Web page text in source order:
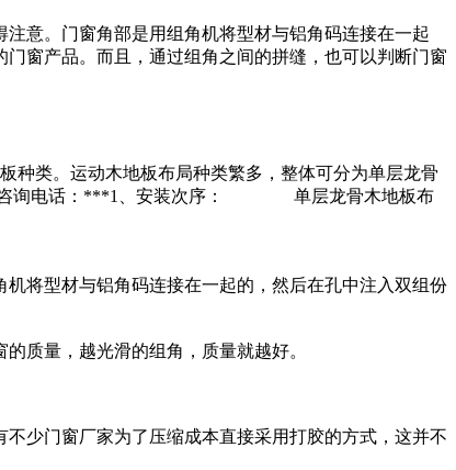
意。门窗角部是用组角机将型材与铝角码连接在一起
窗产品。而且，通过组角之间的拼缝，也可以判断门窗
类。运动木地板布局种类繁多，整体可分为单层龙骨
程咨询电话：***1、安装次序： 单层龙骨木地板布
将型材与铝角码连接在一起的，然后在孔中注入双组份
质量，越光滑的组角，质量就越好。
少门窗厂家为了压缩成本直接采用打胶的方式，这并不